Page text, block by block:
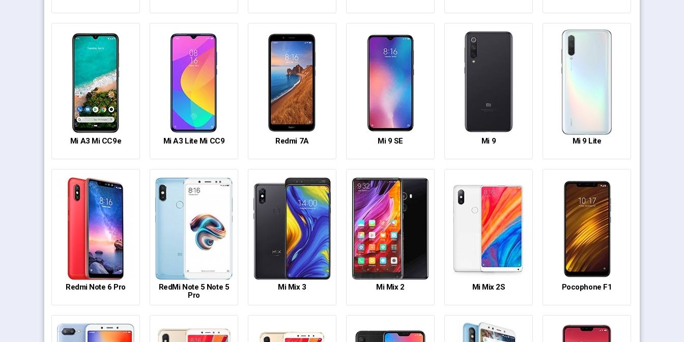
Mi A3 Mi CC9e Mi A3 Lite Mi CC9 Redmi 7A Mi 9 SE Mi 9 Mi 9 Lite
Redmi Note 6 Pro
RedMi Note 5 Note 5
Pro
Mi Mix 3 Mi Mix 2 Mi Mix 2S Pocophone F1